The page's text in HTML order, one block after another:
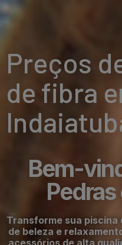
Preços
de fibra
Bem-
Pedras
Transforme sua piscina
de beleza e
acessórios de alta